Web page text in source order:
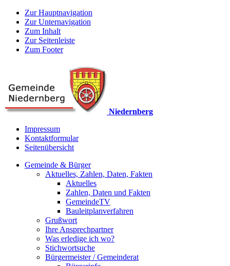
Zur Hauptnavigation
Zur Unternavigation
Zum Inhalt
Zur Seitenleiste
Zum Footer
Niedernberg
Impressum
Kontaktformular
Seitenübersicht
Gemeinde & Bürger
Aktuelles, Zahlen, Daten, Fakten
Aktuelles
Zahlen, Daten und Fakten
GemeindeTV
Bauleitplanverfahren
Grußwort
Ihre Ansprechpartner
Was erledige ich wo?
Stichwortsuche
Bürgermeister / Gemeinderat